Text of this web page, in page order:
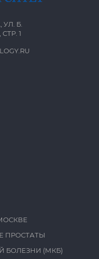
Б.
1
ПРОСТАТЫ
БОЛЕЗНИ (МКБ)